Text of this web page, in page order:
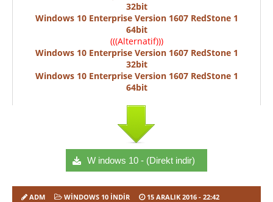
32bit
Windows 10 Enterprise Version 1607 RedStone 1
64bit
(((Alternatif)))
Windows 10 Enterprise Version 1607 RedStone 1
32bit
Windows 10 Enterprise Version 1607 RedStone 1
64bit
W indows 10 - (Direkt indir)
ADM WINDOWS 10 İNDIR 15 ARALIK 2016 - 22:42